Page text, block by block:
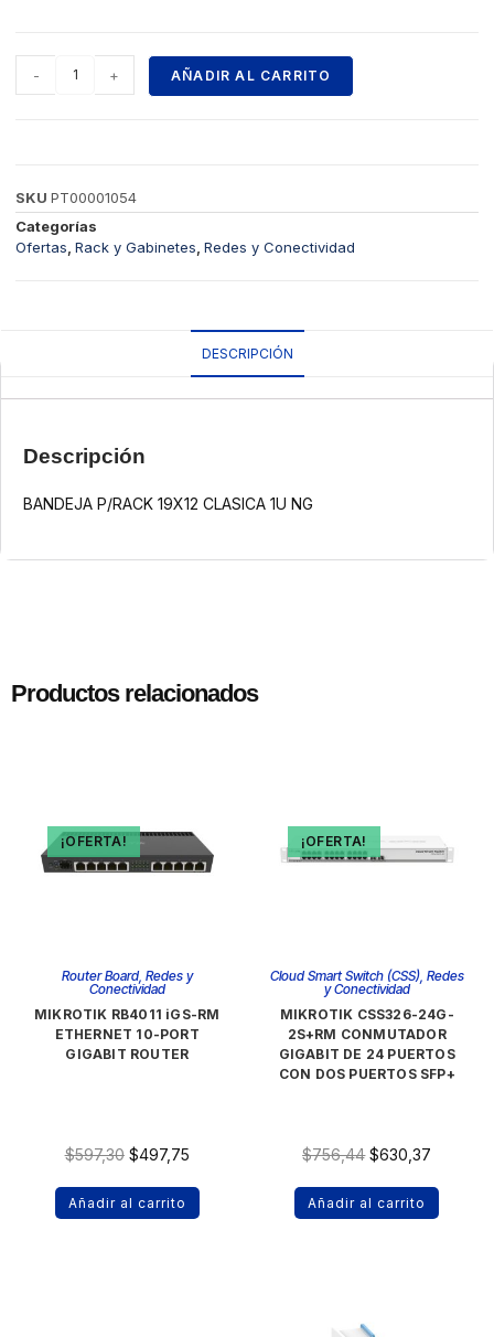
- + AÑADIR AL CARRITO
SKU PT00001054
Categorías
Ofertas Rack y Gabinetes Redes y Conectividad
DESCRIPCIÓN
Descripción
BANDEJA P/RACK 19X12 CLASICA 1U NG
Productos relacionados
¡OFERTA!
Router Board, Redes y
Conectividad
MIKROTIK RB4011 iGS-RM
ETHERNET 10-PORT
GIGABIT ROUTER
$597,30 $497,75
Añadir al carrito
¡OFERTA!
Cloud Smart Switch (CSS), Redes
y Conectividad
MIKROTIK CSS326-24G-
2S+RM CONMUTADOR
GIGABIT DE 24 PUERTOS
CON DOS PUERTOS SFP+
$756,44 $630,37
Añadir al carrito